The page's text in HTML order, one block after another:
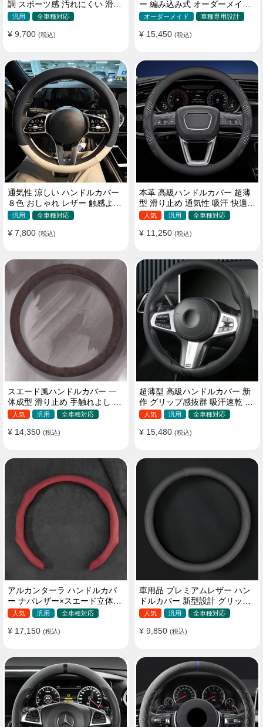
調 スポーツ感 汚れにくい 滑り
止め かっこいい 取り付け簡単
汎用 全車種対応
¥ 9,700 (税込)
ー 編み込み式 オーダーメイド
握り感抜群 操作性アップ
オーダーメイド 車種専用設計
¥ 15,450 (税込)
通気性 涼しい ハンドルカバー
８色 おしゃれ レザー 触感よく
シンブル 落ち着いた気品
汎用 全車種対応
¥ 7,800 (税込)
本革 高級ハンドルカバー 超薄
型 滑り止め 通気性 吸汗 快適
耐久性 四季汎用 35~40CM
人気 汎用 全車種対応
¥ 11,250 (税込)
スエード風ハンドルカバー 一
体成型 滑り止め 手触れよし 吸
汗 高級感 四季汎用 35~38CM
人気 汎用 全車種対応
¥ 14,350 (税込)
超薄型 高級ハンドルカバー 新
作 グリップ感抜群 吸汗速乾 ス
エード ナパレザー 通年使用
人気 汎用 全車種対応
¥ 15,480 (税込)
アルカンターラ ハンドルカバ
ー ナパレザー×スエード立体デ
ザイン 四季汎用 O/D型兼用 38-
人気 汎用 全車種対応
¥ 17,150 (税込)
車用品 プレミアムレザー ハン
ドルカバー 新型設計 グリップ
感向上 取付簡単 滑り止め 36〜
人気 汎用 全車種対応
¥ 9,850 (税込)